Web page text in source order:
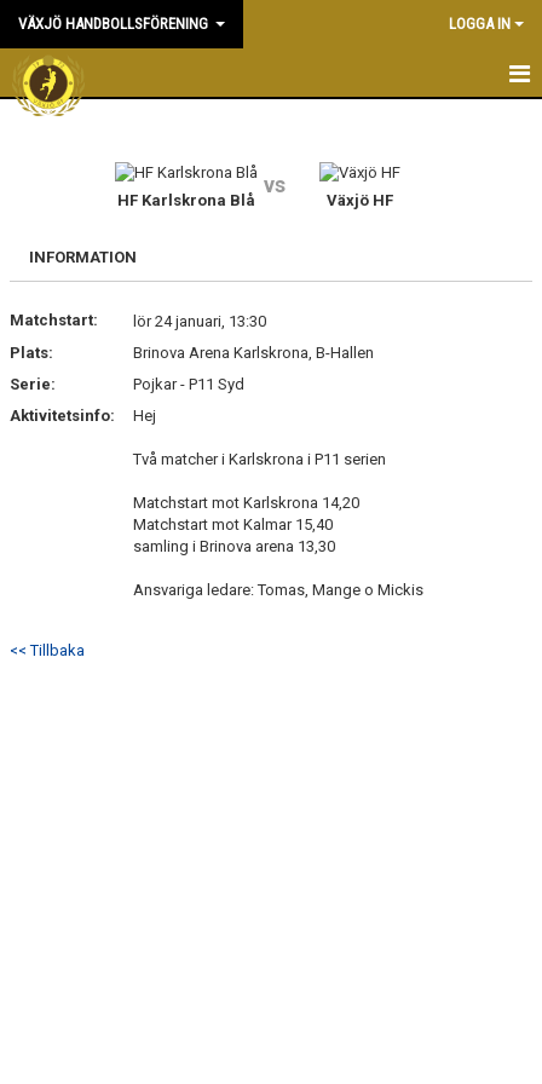
VÄXJÖ HANDBOLLSFÖRENING LOGGA IN
HEM
KONTAKT & KANSLI
DOKUMENT
HF Karlskrona Blå
vs
Växjö HF
INFORMATION
Matchstart:
lör 24 januari, 13:30
Plats:
Brinova Arena Karlskrona, B-Hallen
Serie:
Pojkar - P11 Syd
Aktivitetsinfo:
Hej
Två matcher i Karlskrona i P11 serien
Matchstart mot Karlskrona 14,20
Matchstart mot Kalmar 15,40
samling i Brinova arena 13,30
Ansvariga ledare: Tomas, Mange o Mickis
<< Tillbaka